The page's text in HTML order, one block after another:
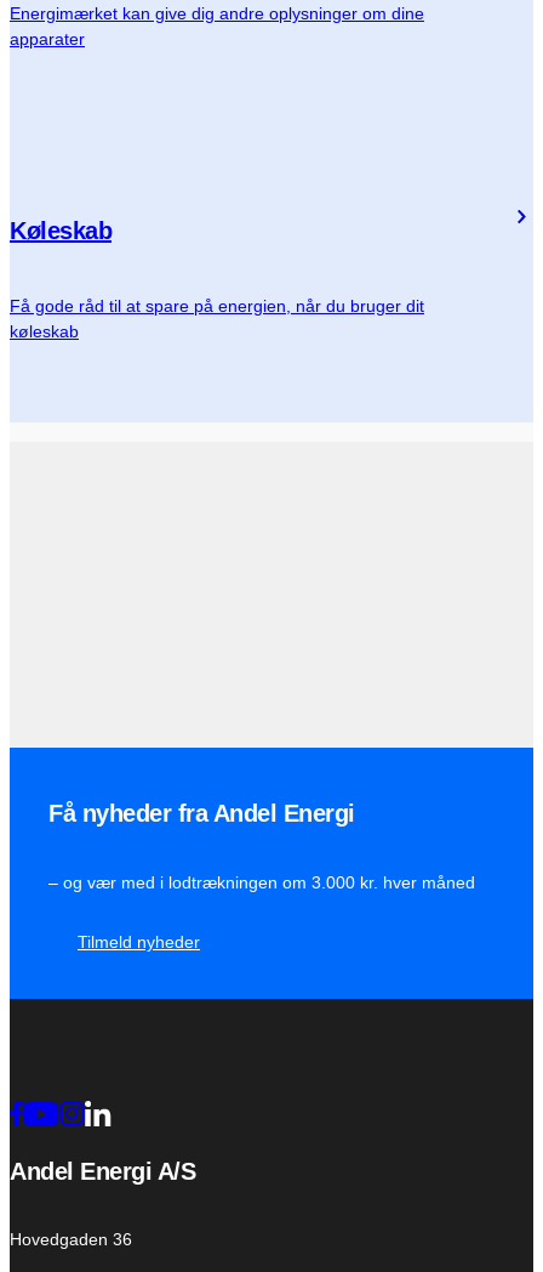
Energimærket kan give dig andre oplysninger om dine
apparater
Køleskab
Få gode råd til at spare på energien, når du bruger dit
køleskab
Få nyheder fra Andel Energi
– og vær med i lodtrækningen om 3.000 kr. hver måned
Tilmeld nyheder
Andel Energi A/S
Hovedgaden 36